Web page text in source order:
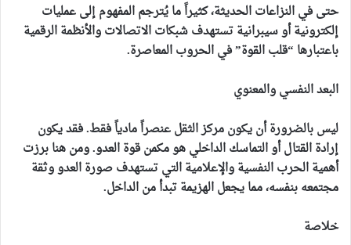
حتى في النزاعات الحديثة، كثيراً ما يُترجم المفهوم إلى عمليات
إلكترونية أو سيبرانية تستهدف شبكات الاتصالات والأنظمة الرقمية
باعتبارها “قلب القوة” في الحروب المعاصرة.
البعد النفسي والمعنوي
ليس بالضرورة أن يكون مركز الثقل عنصراً مادياً فقط. فقد يكون
إرادة القتال أو التماسك الداخلي هو مكمن قوة العدو. ومن هنا برزت
أهمية الحرب النفسية والإعلامية التي تستهدف صورة العدو وثقة
مجتمعه بنفسه، مما يجعل الهزيمة تبدأ من الداخل.
خلاصة